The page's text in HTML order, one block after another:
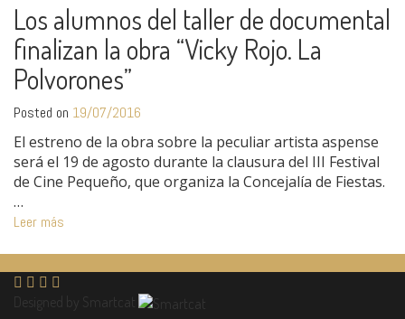
Los alumnos del taller de documental
finalizan la obra “Vicky Rojo. La
Polvorones”
Posted on 19/07/2016
El estreno de la obra sobre la peculiar artista aspense
será el 19 de agosto durante la clausura del III Festival
de Cine Pequeño, que organiza la Concejalía de Fiestas.
…
Leer más
Designed by Smartcat